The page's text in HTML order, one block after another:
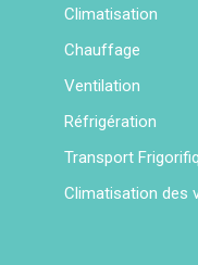
Climatisation
Chauffage
Ventilation
Réfrigération
Transport
Climatisation des